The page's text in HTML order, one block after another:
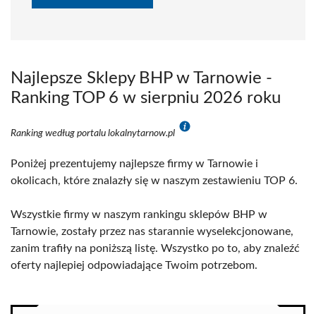
Najlepsze Sklepy BHP w Tarnowie -
Ranking TOP 6 w sierpniu 2026 roku
Ranking według portalu lokalnytarnow.pl
Poniżej prezentujemy najlepsze firmy w Tarnowie i
okolicach, które znalazły się w naszym zestawieniu TOP 6.
Wszystkie firmy w naszym rankingu sklepów BHP w
Tarnowie, zostały przez nas starannie wyselekcjonowane,
zanim trafiły na poniższą listę. Wszystko po to, aby znaleźć
oferty najlepiej odpowiadające Twoim potrzebom.